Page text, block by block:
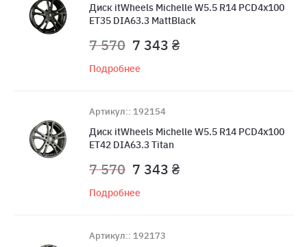
Диск itWheels Michelle W5.5 R14 PCD4x100
ET35 DIA63.3 MattBlack
7 570 7 343 ₴
Подробнее
Артикул:: 192154
Диск itWheels Michelle W5.5 R14 PCD4x100
ET42 DIA63.3 Titan
7 570 7 343 ₴
Подробнее
Артикул:: 192173